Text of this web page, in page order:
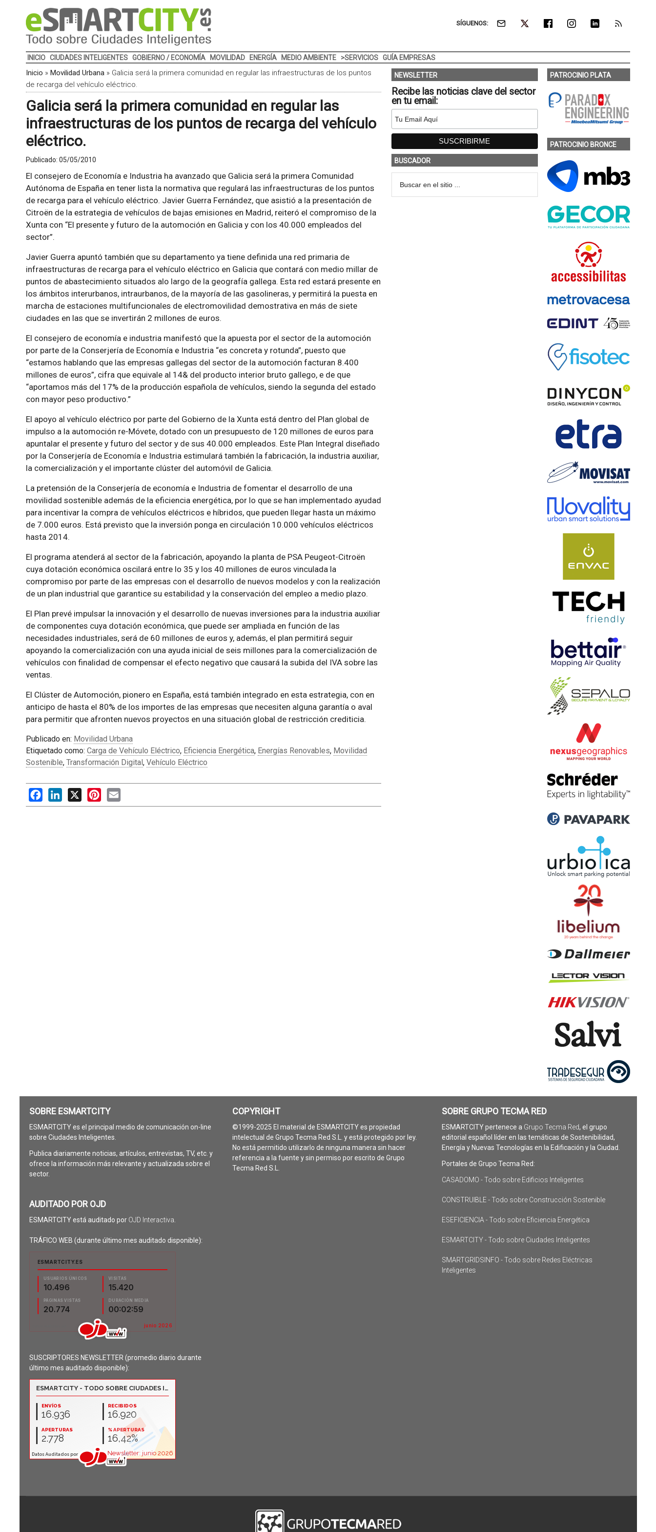
SÍGUENOS:
INICIO CIUDADES INTELIGENTES GOBIERNO / ECONOMÍA MOVILIDAD ENERGÍA MEDIO AMBIENTE >SERVICIOS GUÍA EMPRESAS
Inicio » Movilidad Urbana» Galicia será la primera comunidad en regular las infraestructuras de los puntos
de recarga del vehículo eléctrico.
Galicia será la primera comunidad en regular las
infraestructuras de los puntos de recarga del vehículo
eléctrico.
Publicado: 05/05/2010
El consejero de Economía e Industria ha avanzado que Galicia será la primera Comunidad
Autónoma de España en tener lista la normativa que regulará las infraestructuras de los puntos
de recarga para el vehículo eléctrico. Javier Guerra Fernández, que asistió a la presentación de
Citroën de la estrategia de vehículos de bajas emisiones en Madrid, reiteró el compromiso de la
Xunta con “El presente y futuro de la automoción en Galicia y con los 40.000 empleados del
sector”.
Javier Guerra apuntó también que su departamento ya tiene definida una red primaria de
infraestructuras de recarga para el vehículo eléctrico en Galicia que contará con medio millar de
puntos de abastecimiento situados alo largo de la geografía gallega. Esta red estará presente en
los ámbitos interurbanos, intraurbanos, de la mayoría de las gasolineras, y permitirá la puesta en
marcha de estaciones multifuncionales de electromovilidad demostrativa en más de siete
ciudades en las que se invertirán 2 millones de euros.
El consejero de economía e industria manifestó que la apuesta por el sector de la automoción
por parte de la Conserjería de Economía e Industria “es concreta y rotunda”, puesto que
“estamos hablando que las empresas gallegas del sector de la automoción facturan 8.400
millones de euros”, cifra que equivale al 14& del producto interior bruto gallego, e de que
“aportamos más del 17% de la producción española de vehículos, siendo la segunda del estado
con mayor peso productivo.”
El apoyo al vehículo eléctrico por parte del Gobierno de la Xunta está dentro del Plan global de
impulso a la automoción re-Móvete, dotado con un presupuesto de 120 millones de euros para
apuntalar el presente y futuro del sector y de sus 40.000 empleados. Este Plan Integral diseñado
por la Conserjería de Economía e Industria estimulará también la fabricación, la industria auxiliar,
la comercialización y el importante clúster del automóvil de Galicia.
La pretensión de la Conserjería de economía e Industria de fomentar el desarrollo de una
movilidad sostenible además de la eficiencia energética, por lo que se han implementado ayudad
para incentivar la compra de vehículos eléctricos e híbridos, que pueden llegar hasta un máximo
de 7.000 euros. Está previsto que la inversión ponga en circulación 10.000 vehículos eléctricos
hasta 2014.
El programa atenderá al sector de la fabricación, apoyando la planta de PSA Peugeot-Citroën
cuya dotación económica oscilará entre lo 35 y los 40 millones de euros vinculada la
compromiso por parte de las empresas con el desarrollo de nuevos modelos y con la realización
de un plan industrial que garantice su estabilidad y la conservación del empleo a medio plazo.
El Plan prevé impulsar la innovación y el desarrollo de nuevas inversiones para la industria auxiliar
de componentes cuya dotación económica, que puede ser ampliada en función de las
necesidades industriales, será de 60 millones de euros y, además, el plan permitirá seguir
apoyando la comercialización con una ayuda inicial de seis millones para la comercialización de
vehículos con finalidad de compensar el efecto negativo que causará la subida del IVA sobre las
ventas.
El Clúster de Automoción, pionero en España, está también integrado en esta estrategia, con en
anticipo de hasta el 80% de los importes de las empresas que necesiten alguna garantía o aval
para permitir que afronten nuevos proyectos en una situación global de restricción crediticia.
Publicado en: Movilidad Urbana
Etiquetado como: Carga de Vehículo Eléctrico, Eficiencia Energética, Energías Renovables, Movilidad
Sostenible, Transformación Digital, Vehículo Eléctrico
FacebookLinkedIn
X PinterestEmail
NEWSLETTER
Recibe las noticias clave del sector
en tu email:
BUSCADOR
PATROCINIO PLATA
PATROCINIO BRONCE
SOBRE ESMARTCITY
ESMARTCITY es el principal medio de comunicación on-line
sobre Ciudades Inteligentes.
Publica diariamente noticias, artículos, entrevistas, TV, etc. y
ofrece la información más relevante y actualizada sobre el
sector.
AUDITADO POR OJD
ESMARTCITY está auditado por OJD Interactiva
TRÁFICO WEB (durante último mes auditado disponible):
SUSCRIPTORES NEWSLETTER (promedio diario durante
último mes auditado disponible):
COPYRIGHT
©1999-2025 El material de ESMARTCITY es propiedad
intelectual de Grupo Tecma Red S.L. y está protegido por ley.
No está permitido utilizarlo de ninguna manera sin hacer
referencia a la fuente y sin permiso por escrito de Grupo
Tecma Red S.L.
SOBRE GRUPO TECMA RED
ESMARTCITY pertenece a Grupo Tecma Red, el grupo
editorial español líder en las temáticas de Sostenibilidad,
Energía y Nuevas Tecnologías en la Edificación y la Ciudad.
Portales de Grupo Tecma Red:
CASADOMO - Todo sobre Edificios Inteligentes
CONSTRUIBLE - Todo sobre Construcción Sostenible
ESEFICIENCIA - Todo sobre Eficiencia Energética
ESMARTCITY - Todo sobre Ciudades Inteligentes
SMARTGRIDSINFO - Todo sobre Redes Eléctricas
Inteligentes